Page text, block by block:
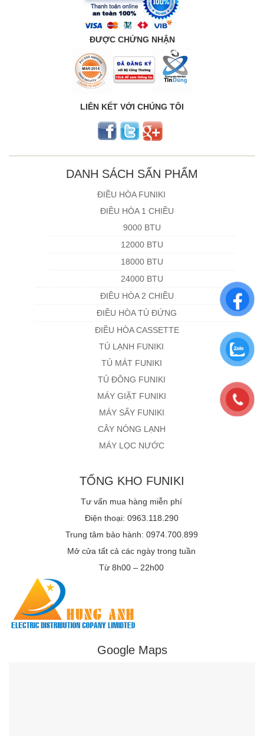
ĐƯỢC CHỨNG NHẬN
LIÊN KẾT VỚI CHÚNG TÔI
DANH SÁCH SẨN PHẨM
ĐIỀU HÒA FUNIKI
ĐIỀU HÒA 1 CHIỀU
9000 BTU
12000 BTU
18000 BTU
24000 BTU
ĐIỀU HÒA 2 CHIỀU
ĐIỀU HÒA TỦ ĐỨNG
ĐIỀU HÒA CASSETTE
TỦ LẠNH FUNIKI
TỦ MÁT FUNIKI
TỦ ĐÔNG FUNIKI
MÁY GIẶT FUNIKI
MÁY SẤY FUNIKI
CÂY NÓNG LẠNH
MÁY LỌC NƯỚC
TỔNG KHO FUNIKI
Tư vấn mua hàng miễn phí
Điện thoại: 0963.118.290
Trung tâm bảo hành: 0974.700.899
Mở cửa tất cả các ngày trong tuần
Từ 8h00 – 22h00
Google Maps